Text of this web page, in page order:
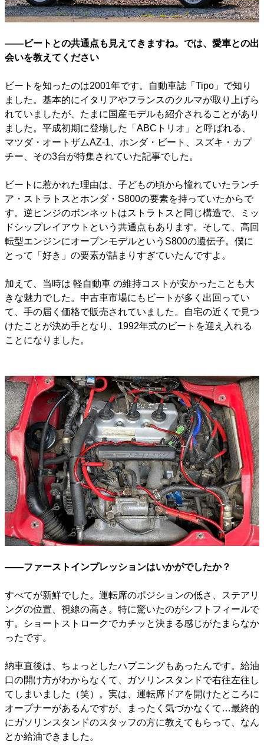
――ビートとの共通点も見えてきますね。では、愛車との出
会いを教えてください
ビートを知ったのは2001年です。自動車誌「Tipo」で知り
ました。基本的にイタリアやフランスのクルマが取り上げら
れていましたが、たまに国産モデルも紹介されることがあり
ました。平成初期に登場した「ABCトリオ」と呼ばれる、
マツダ・オートザムAZ-1、ホンダ・ビート、スズキ・カプ
チー、その3台が特集されていた記事でした。
ビートに惹かれた理由は、子どもの頃から憧れていたランチ
ア・ストラトスとホンダ・S800の要素を持っていたからで
す。逆ヒンジのボンネットはストラトスと同じ構造で、ミッ
ドシップレイアウトという共通点もあります。そして、高回
転型エンジンにオープンモデルというS800の遺伝子。僕に
とって「好き」の要素が詰まりすぎていたんですよ。
加えて、当時は 軽自動車 の維持コストが安かったことも大
きな魅力でした。中古車市場にもビートが多く出回ってい
て、手の届く価格で販売されていました。自宅の近くで見つ
けたことが決め手となり、1992年式のビートを迎え入れる
ことになりました。
――ファーストインプレッションはいかがでしたか？
すべてが新鮮でした。運転席のポジションの低さ、ステアリ
ングの位置、視線の高さ。特に驚いたのがシフトフィールで
す。ショートストロークでカチッと決まる感じがたまらなか
ったです。
納車直後は、ちょっとしたハプニングもあったんです。給油
口の開け方がわからなくて、ガソリンスタンドで右往左往し
てしまいました（笑）。実は、運転席ドアを開けたところに
オープナーがあるんですが、まったく気づかなくて…最終的
にガソリンスタンドのスタッフの方に教えてもらって、なん
とか給油できました。